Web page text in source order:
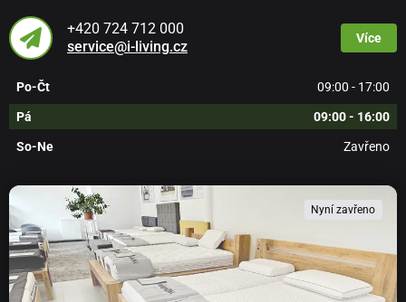
+420 724 712 000
service@i-living.cz
Více
Po-Čt 09:00 - 17:00
Pá 09:00 - 16:00
So-Ne Zavřeno
Nyní zavřeno